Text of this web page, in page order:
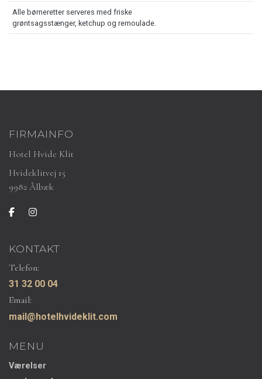
Alle børneretter serveres med friske
grøntsagsstænger, ketchup og remoulade.
FIRMAINFO
Hotel Hvide Klit
Hvideklitvej 15
9982 Ålbæk
KONTAKT
Telefon:
31 32 00 04
Email:
mail@hotelhvideklit.com
MENU
Værelser